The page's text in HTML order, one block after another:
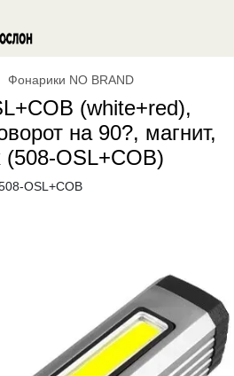
Фонарики NO BRAND
(white+red),
на 90?, магнит,
OSL+COB)
OSL+COB